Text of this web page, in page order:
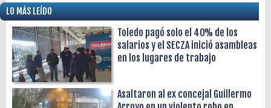
LO MÁS LEÍDO
Toledo pagó solo el 40% de los
salarios y el SECZA inició asambleas
en los lugares de trabajo
Asaltaron al ex concejal Guillermo